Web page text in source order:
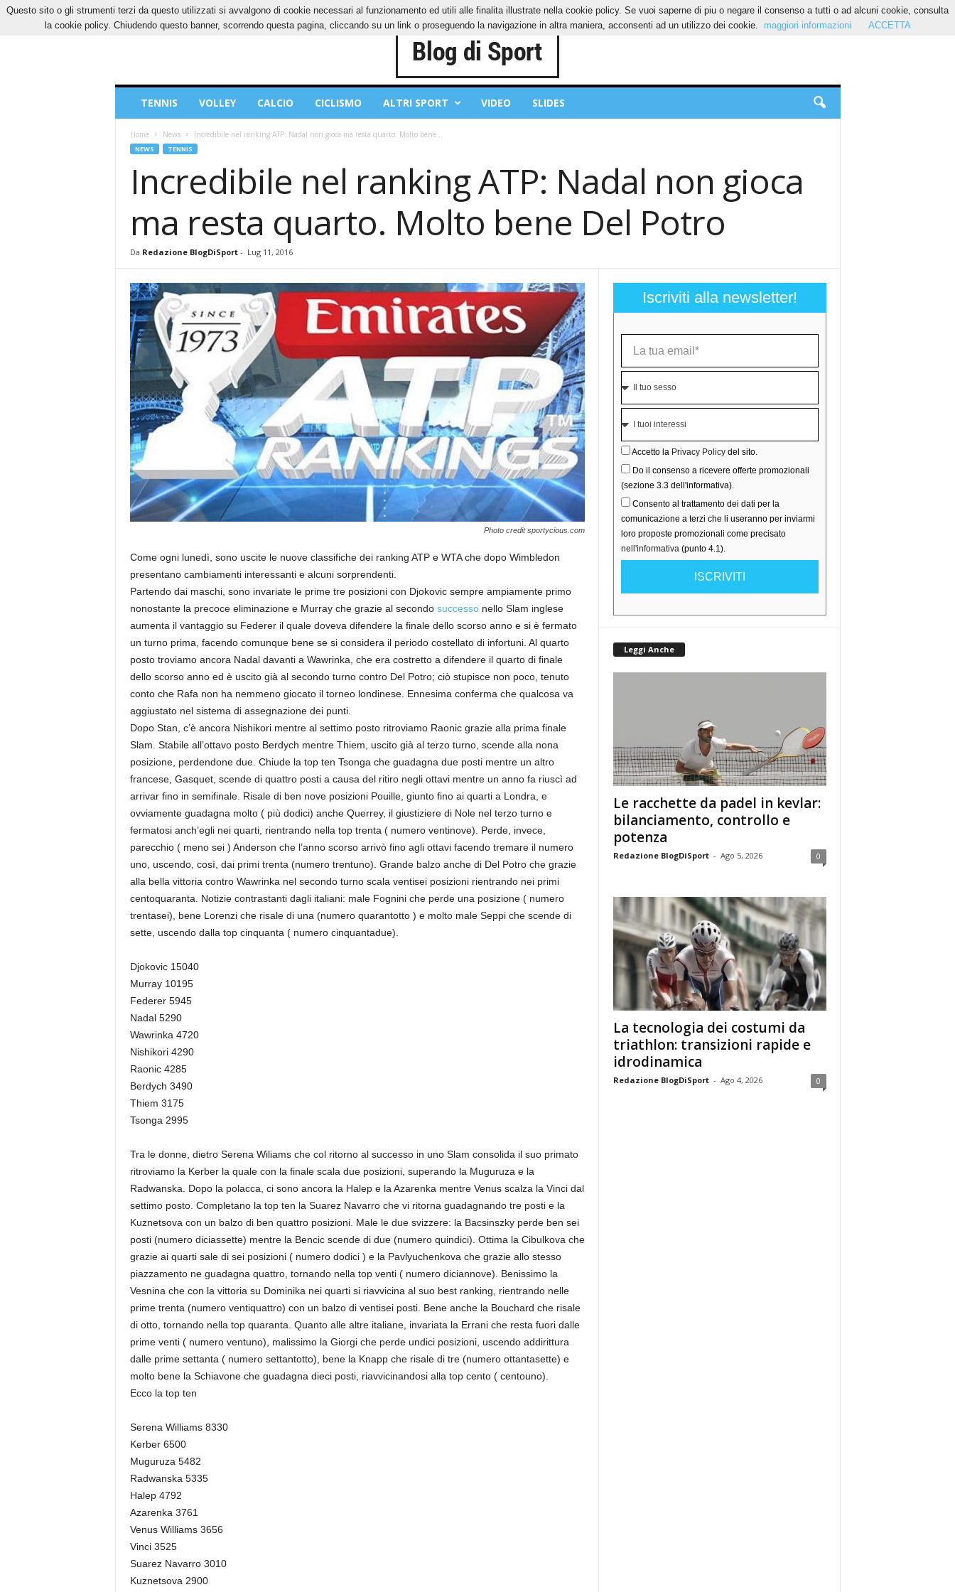
GIOVEDÌ, 6 AGOSTO 2026 CONTATTI COOKIES PRIVACY POLICY
Sport
TENNIS VOLLEY CALCIO CICLISMO ALTRI SPORT VIDEO SLIDES
Home News Incredibile nel ranking ATP: Nadal non gioca ma resta quarto. Molto bene...
NEWS TENNIS
Incredibile nel ranking ATP: Nadal non gioca
ma resta quarto. Molto bene Del Potro
Da Redazione BlogDiSport- Lug 11, 2016
Photo credit sportycious.com
Come ogni lunedì, sono uscite le nuove classifiche dei ranking ATP e WTA che dopo Wimbledon
presentano cambiamenti interessanti e alcuni sorprendenti.
Partendo dai maschi, sono invariate le prime tre posizioni con Djokovic sempre ampiamente primo
nonostante la precoce eliminazione e Murray che grazie al secondo successonello Slam inglese
aumenta il vantaggio su Federer il quale doveva difendere la finale dello scorso anno e si è fermato
un turno prima, facendo comunque bene se si considera il periodo costellato di infortuni. Al quarto
posto troviamo ancora Nadal davanti a Wawrinka, che era costretto a difendere il quarto di finale
dello scorso anno ed è uscito già al secondo turno contro Del Potro; ciò stupisce non poco, tenuto
conto che Rafa non ha nemmeno giocato il torneo londinese. Ennesima conferma che qualcosa va
aggiustato nel sistema di assegnazione dei punti.
Dopo Stan, c’è ancora Nishikori mentre al settimo posto ritroviamo Raonic grazie alla prima finale
Slam. Stabile all’ottavo posto Berdych mentre Thiem, uscito già al terzo turno, scende alla nona
posizione, perdendone due. Chiude la top ten Tsonga che guadagna due posti mentre un altro
francese, Gasquet, scende di quattro posti a causa del ritiro negli ottavi mentre un anno fa riuscì ad
arrivar fino in semifinale. Risale di ben nove posizioni Pouille, giunto fino ai quarti a Londra, e
ovviamente guadagna molto ( più dodici) anche Querrey, il giustiziere di Nole nel terzo turno e
fermatosi anch’egli nei quarti, rientrando nella top trenta ( numero ventinove). Perde, invece,
parecchio ( meno sei ) Anderson che l’anno scorso arrivò fino agli ottavi facendo tremare il numero
uno, uscendo, così, dai primi trenta (numero trentuno). Grande balzo anche di Del Potro che grazie
alla bella vittoria contro Wawrinka nel secondo turno scala ventisei posizioni rientrando nei primi
centoquaranta. Notizie contrastanti dagli italiani: male Fognini che perde una posizione ( numero
trentasei), bene Lorenzi che risale di una (numero quarantotto ) e molto male Seppi che scende di
sette, uscendo dalla top cinquanta ( numero cinquantadue).
Djokovic 15040
Murray 10195
Federer 5945
Nadal 5290
Wawrinka 4720
Nishikori 4290
Raonic 4285
Berdych 3490
Thiem 3175
Tsonga 2995
Tra le donne, dietro Serena Wiliams che col ritorno al successo in uno Slam consolida il suo primato
ritroviamo la Kerber la quale con la finale scala due posizioni, superando la Muguruza e la
Radwanska. Dopo la polacca, ci sono ancora la Halep e la Azarenka mentre Venus scalza la Vinci dal
settimo posto. Completano la top ten la Suarez Navarro che vi ritorna guadagnando tre posti e la
Kuznetsova con un balzo di ben quattro posizioni. Male le due svizzere: la Bacsinszky perde ben sei
posti (numero diciassette) mentre la Bencic scende di due (numero quindici). Ottima la Cibulkova che
grazie ai quarti sale di sei posizioni ( numero dodici ) e la Pavlyuchenkova che grazie allo stesso
piazzamento ne guadagna quattro, tornando nella top venti ( numero diciannove). Benissimo la
Vesnina che con la vittoria su Dominika nei quarti si riavvicina al suo best ranking, rientrando nelle
prime trenta (numero ventiquattro) con un balzo di ventisei posti. Bene anche la Bouchard che risale
di otto, tornando nella top quaranta. Quanto alle altre italiane, invariata la Errani che resta fuori dalle
prime venti ( numero ventuno), malissimo la Giorgi che perde undici posizioni, uscendo addirittura
dalle prime settanta ( numero settantotto), bene la Knapp che risale di tre (numero ottantasette) e
molto bene la Schiavone che guadagna dieci posti, riavvicinandosi alla top cento ( centouno).
Ecco la top ten
Serena Williams 8330
Kerber 6500
Muguruza 5482
Radwanska 5335
Halep 4792
Azarenka 3761
Venus Williams 3656
Vinci 3525
Suarez Navarro 3010
Kuznetsova 2900
Iscriviti alla newsletter!
Accetto la Privacy Policydel sito.
Do il consenso a ricevere offerte promozionali
(sezione 3.3 dell'informativa).
Consento al trattamento dei dati per la
comunicazione a terzi che li useranno per inviarmi
loro proposte promozionali come precisato
nell'informativa(punto 4.1).
ISCRIVITI
Leggi Anche
Le racchette da padel in kevlar:
bilanciamento, controllo e
potenza
Redazione BlogDiSport - Ago 5, 2026 0
La tecnologia dei costumi da
triathlon: transizioni rapide e
idrodinamica
Redazione BlogDiSport - Ago 4, 2026 0
Questo sito o gli strumenti terzi da questo utilizzati si avvalgono di cookie necessari al funzionamento ed utili alle finalita illustrate nella cookie policy. Se vuoi saperne di piu o negare il consenso a tutti o ad alcuni cookie, consulta
la cookie policy. Chiudendo questo banner, scorrendo questa pagina, cliccando su un link o proseguendo la navigazione in altra maniera, acconsenti ad un utilizzo dei cookie.
maggiori informazioni ACCETTA